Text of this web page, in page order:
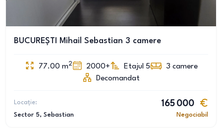
BUCUREȘTI Mihail Sebastian 3 camere
77.00 m2 2000+ Etajul 5 3 camere
Decomandat
Locație:
Sector 5, Sebastian
165 000
Negociabil